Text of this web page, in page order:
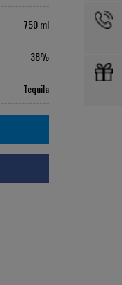
750 ml
38%
Tequila